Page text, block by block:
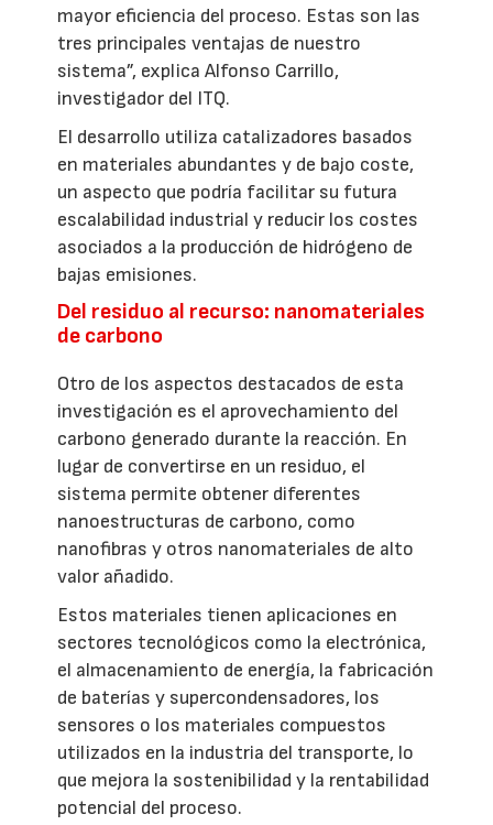
mayor eficiencia del proceso. Estas son las
tres principales ventajas de nuestro
sistema”, explica Alfonso Carrillo,
investigador del ITQ.
El desarrollo utiliza catalizadores basados
en materiales abundantes y de bajo coste,
un aspecto que podría facilitar su futura
escalabilidad industrial y reducir los costes
asociados a la producción de hidrógeno de
bajas emisiones.
Del residuo al recurso: nanomateriales
de carbono
Otro de los aspectos destacados de esta
investigación es el aprovechamiento del
carbono generado durante la reacción. En
lugar de convertirse en un residuo, el
sistema permite obtener diferentes
nanoestructuras de carbono, como
nanofibras y otros nanomateriales de alto
valor añadido.
Estos materiales tienen aplicaciones en
sectores tecnológicos como la electrónica,
el almacenamiento de energía, la fabricación
de baterías y supercondensadores, los
sensores o los materiales compuestos
utilizados en la industria del transporte, lo
que mejora la sostenibilidad y la rentabilidad
potencial del proceso.